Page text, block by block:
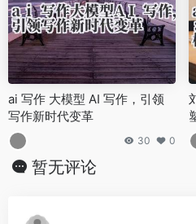
ai 写作 大模型 AI 写作，引领
写作新时代变革
30 0
暂无评论